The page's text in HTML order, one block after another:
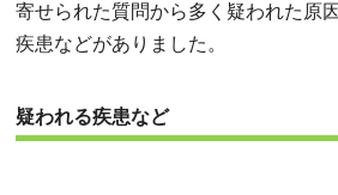
寄せられた質問から多く疑われた原
疾患などがありました。
疑われる疾患など